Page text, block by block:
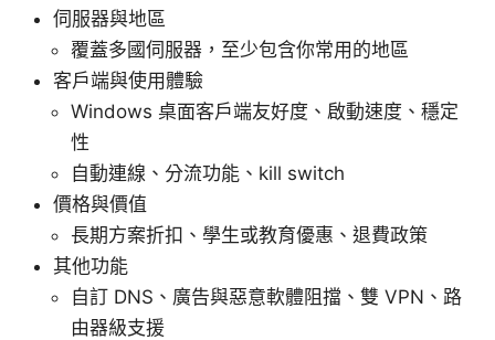
伺服器與地區
覆蓋多國伺服器，至少包含你常用的地區
客戶端與使用體驗
Windows 桌面客戶端友好度、啟動速度、穩定
性
自動連線、分流功能、kill switch
價格與價值
長期方案折扣、學生或教育優惠、退費政策
其他功能
自訂 DNS、廣告與惡意軟體阻擋、雙 VPN、路
由器級支援